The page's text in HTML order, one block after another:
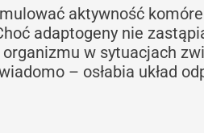
aktywność
adaptogeny nie
w sytuacjach
– osłabia układ